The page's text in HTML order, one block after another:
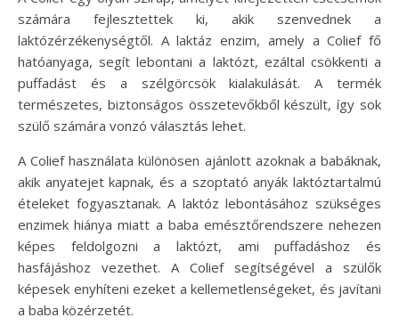
számára fejlesztettek ki, akik szenvednek a
laktózérzékenységtől. A laktáz enzim, amely a Colief fő
hatóanyaga, segít lebontani a laktózt, ezáltal csökkenti a
puffadást és a szélgörcsök kialakulását. A termék
természetes, biztonságos összetevőkből készült, így sok
szülő számára vonzó választás lehet.
A Colief használata különösen ajánlott azoknak a babáknak,
akik anyatejet kapnak, és a szoptató anyák laktóztartalmú
ételeket fogyasztanak. A laktóz lebontásához szükséges
enzimek hiánya miatt a baba emésztőrendszere nehezen
képes feldolgozni a laktózt, ami puffadáshoz és
hasfájáshoz vezethet. A Colief segítségével a szülők
képesek enyhíteni ezeket a kellemetlenségeket, és javítani
a baba közérzetét.